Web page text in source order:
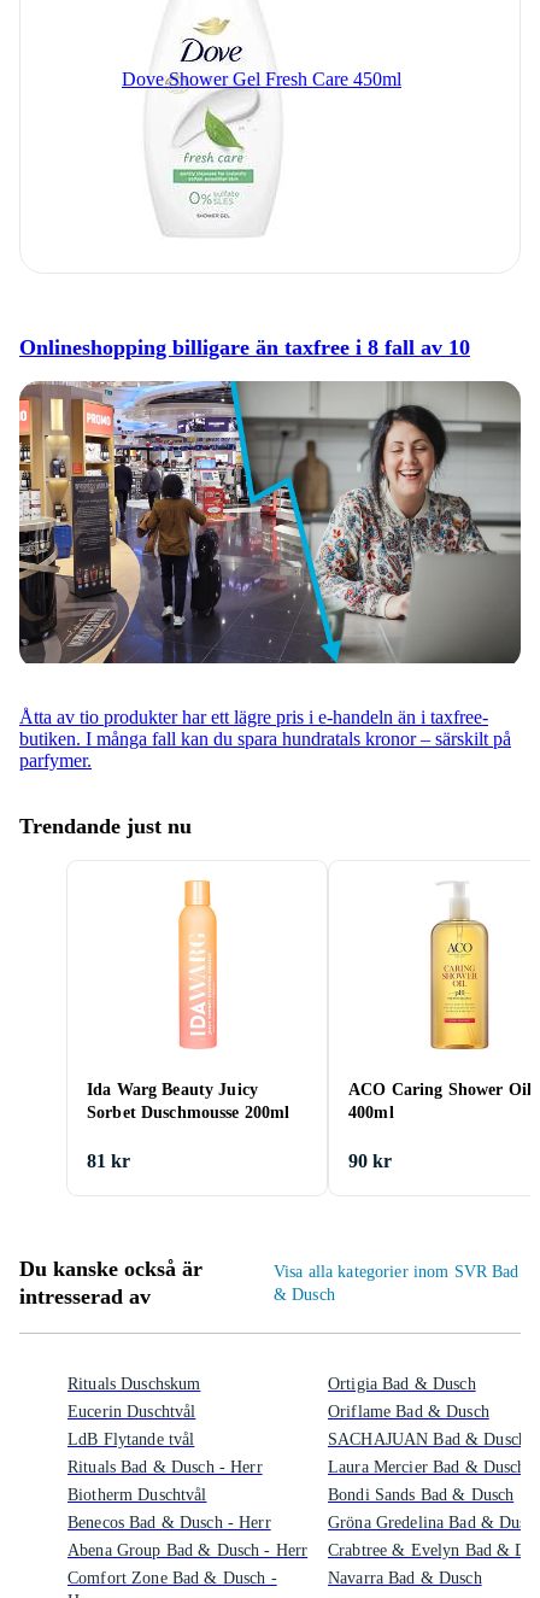
Dove Shower Gel Fresh Care 450ml
Onlineshopping billigare än taxfree i 8 fall av 10
Åtta av tio produkter har ett lägre pris i e-handeln än i taxfree-
butiken. I många fall kan du spara hundratals kronor – särskilt på
parfymer.
Trendande just nu
Ida Warg Beauty Juicy
Sorbet Duschmousse 200ml
81 kr
ACO Caring Shower Oil
400ml
90 kr
Du kanske också är
intresserad av
Visa alla kategorier inom SVR Bad
& Dusch
Rituals Duschskum
Eucerin Duschtvål
LdB Flytande tvål
Rituals Bad & Dusch - Herr
Biotherm Duschtvål
Benecos Bad & Dusch - Herr
Abena Group Bad & Dusch - Herr
Comfort Zone Bad & Dusch -
Ortigia Bad & Dusch
Oriflame Bad & Dusch
SACHAJUAN Bad & Dusch
Laura Mercier Bad & Dusch
Bondi Sands Bad & Dusch
Gröna Gredelina Bad &
Crabtree & Evelyn Bad &
Navarra Bad & Dusch